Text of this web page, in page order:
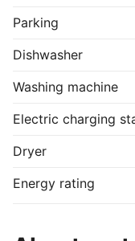
Parking
Dishwasher
Washing machine
Electric charging
Dryer
Energy rating